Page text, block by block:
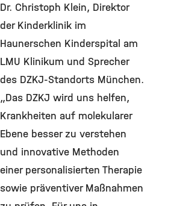
Dr. Christoph Klein, Direktor
der Kinderklinik im
Haunerschen Kinderspital am
LMU Klinikum und Sprecher
des DZKJ-Standorts München.
„Das DZKJ wird uns helfen,
Krankheiten auf molekularer
Ebene besser zu verstehen
und innovative Methoden
einer personalisierten Therapie
sowie präventiver Maßnahmen